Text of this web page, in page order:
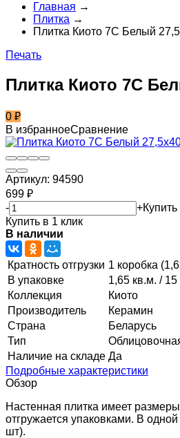
Главная →
Плитка →
Плитка Киото 7С Белый
Печать
Плитка Киото 7С
0 ₽
В избранноеСравнение
Артикул: 94590
699 ₽
-
+Купить
Купить в 1 клик
В наличии
Кратность отгрузки 1 коробка
В упаковке
1,65 кв.м. /
Коллекция
Киото
Производитель
Керамин
Страна
Беларусь
Тип
Наличие на складе Да
Подробные характеристики
Обзор
Настенная плитка имеет
отгружается упаковками. В
шт).